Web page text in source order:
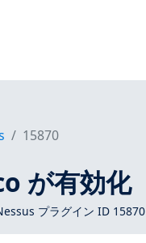
15870
が有効化
プラグイン ID 15870